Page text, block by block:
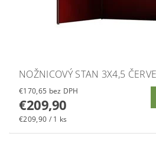
NOŽNICOVÝ STAN 3X4,5
€170,65 bez DPH
€209,90
€209,90 / 1 ks